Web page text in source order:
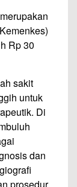
Rp 30
sakit
untuk
Di
dan